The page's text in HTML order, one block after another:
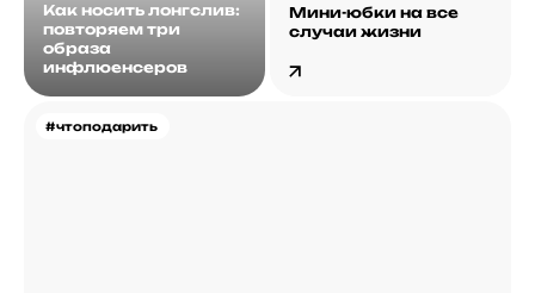
Как носить лонгслив:
повторяем три
образа
инфлюенсеров
#чтоподарить
Мини-юбки на все
случаи жизни